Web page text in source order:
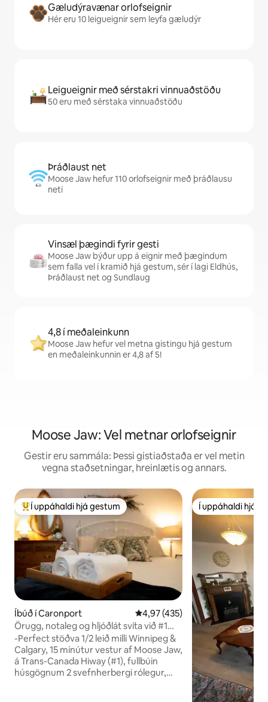
Gæludýravænar orlofseignir
Hér eru 10 leigueignir sem leyfa gæludýr
Leigueignir með sérstakri vinnuaðstöðu
50 eru með sérstaka vinnuaðstöðu
Þráðlaust net
Moose Jaw hefur 110 orlofseignir með þráðlausu
neti
Vinsæl þægindi fyrir gesti
Moose Jaw býður upp á eignir með þægindum
sem falla vel í kramið hjá gestum, sér í lagi Eldhús,
Þráðlaust net og Sundlaug
4,8 í meðaleinkunn
Moose Jaw hefur vel metna gistingu hjá gestum
en meðaleinkunnin er 4,8 af 5!
Moose Jaw: Vel metnar orlofseignir
Gestir eru sammála: Þessi gistiaðstaða er vel metin
vegna staðsetningar, hreinlætis og annars.
Í mestu uppáhaldi hjá gestum
Í uppáhaldi hjá gestum
Íbúð í Caronport 4,97 af 5 í meðaleinkunn, 435
4,97 (435)
Örugg, notaleg og hljóðlát svíta við #1
Hwy w/cont. morgunverð
-Perfect stöðva 1/2 leið milli Winnipeg &
Calgary, 15 mínútur vestur af Moose Jaw,
á Trans-Canada Hiway (#1), fullbúin
húsgögnum 2 svefnherbergi rólegur,
Í uppáhaldi hjá
Í uppáhaldi hjá